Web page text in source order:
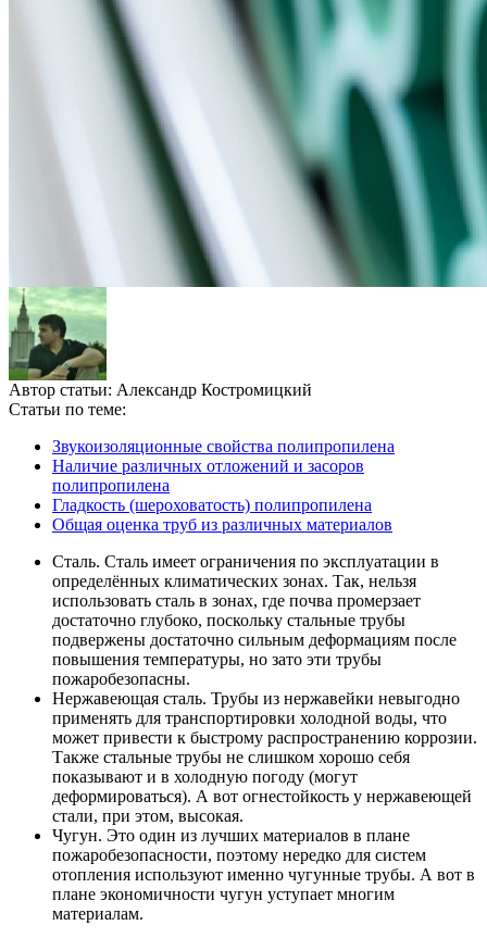
Автор статьи: Александр Костромицкий
Статьи по теме:
Звукоизоляционные свойства полипропилена
Наличие различных отложений и засоров
полипропилена
Гладкость (шероховатость) полипропилена
Общая оценка труб из различных материалов
Сталь. Сталь имеет ограничения по эксплуатации в
определённых климатических зонах. Так, нельзя
использовать сталь в зонах, где почва промерзает
достаточно глубоко, поскольку стальные трубы
подвержены достаточно сильным деформациям после
повышения температуры, но зато эти трубы
пожаробезопасны.
Нержавеющая сталь. Трубы из нержавейки невыгодно
применять для транспортировки холодной воды, что
может привести к быстрому распространению коррозии.
Также стальные трубы не слишком хорошо себя
показывают и в холодную погоду (могут
деформироваться). А вот огнестойкость у нержавеющей
стали, при этом, высокая.
Чугун. Это один из лучших материалов в плане
пожаробезопасности, поэтому нередко для систем
отопления используют именно чугунные трубы. А вот в
плане экономичности чугун уступает многим
материалам.